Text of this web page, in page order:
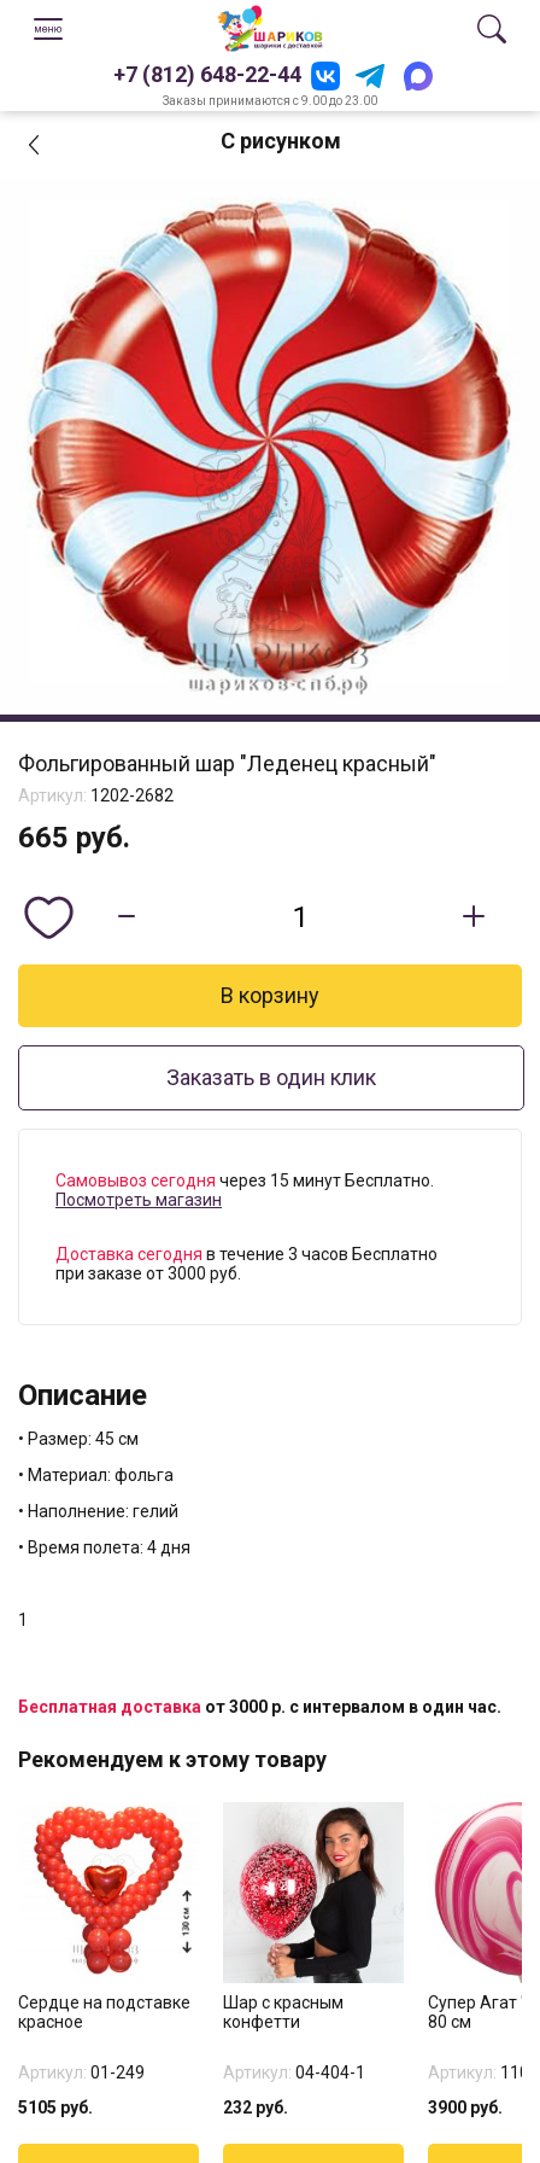
+7 (812) 648-22-44
Заказы принимаются с 9.00 до 23.00
С рисунком
Фольгированный шар "Леденец красный"
Артикул: 1202-2682
665 руб.
Заказать в один клик
Самовывоз сегодня через 15 минут Бесплатно.
Посмотреть магазин
Доставка сегодня в течение 3 часов Бесплатно
при заказе от 3000 руб.
Описание
• Размер: 45 см
• Материал: фольга
• Наполнение: гелий
• Время полета: 4 дня
1
Бесплатная доставка от 3000 р. с интервалом в один час.
Рекомендуем к этому товару
Сердце на подставке
красное
Артикул: 01-249
5105 руб.
Шар с красным
конфетти
Артикул: 04-404-1
232 руб.
Супер Агат
80 см
Артикул:
3900 руб.